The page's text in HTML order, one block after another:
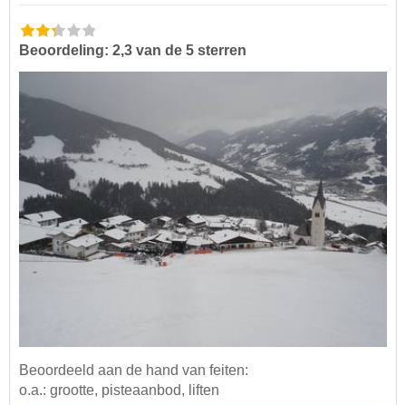
Beoordeling: 2,3 van de 5 sterren
Beoordeeld aan de hand van feiten:
o.a.: grootte, pisteaanbod, liften